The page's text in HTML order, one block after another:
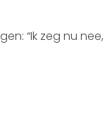
“Ik zeg nu